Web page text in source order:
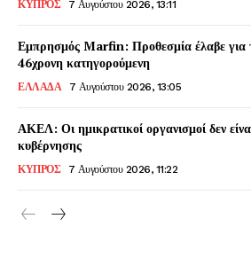
ΚΥΠΡΟΣ 7 Αυγούστου 2026, 13:11
Εμπρησμός Marfin: Προθεσμία έλαβε για
46χρονη κατηγορούμενη
ΕΛΛΑΔΑ 7 Αυγούστου 2026, 13:05
ΑΚΕΛ: Οι ημικρατικοί οργανισμοί δεν
κυβέρνησης
ΚΥΠΡΟΣ 7 Αυγούστου 2026, 11:22